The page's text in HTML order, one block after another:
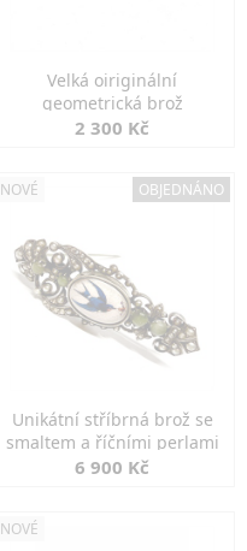
Velká oiriginální
geometrická brož
2 300 Kč
NOVÉ OBJEDNÁNO
Unikátní stříbrná brož se
smaltem a říčními perlami
6 900 Kč
NOVÉ